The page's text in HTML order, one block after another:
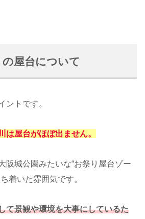
屋台について
ントです。
は屋台がほぼ出ません。
阪城公園みたいな“お祭り屋台ゾー
着いた雰囲気です。
て景観や環境を大事にしているた